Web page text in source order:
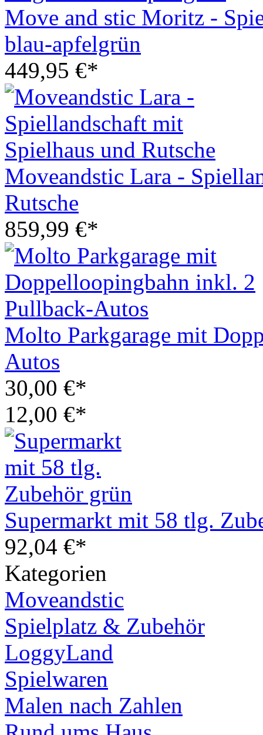
Move and stic Moritz -
blau-apfelgrün
449,95 €*
Moveandstic Lara -
Rutsche
859,99 €*
Molto Parkgarage mit
Autos
30,00 €*
12,00 €*
Supermarkt mit 58 tlg.
92,04 €*
Kategorien
Moveandstic
Spielplatz & Zubehör
LoggyLand
Spielwaren
Malen nach Zahlen